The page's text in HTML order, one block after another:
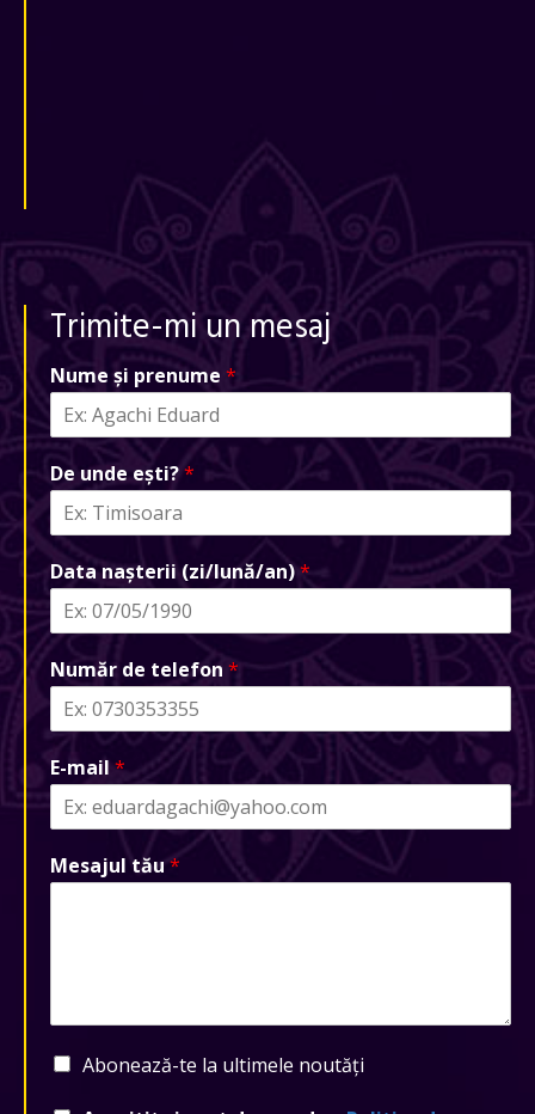
Trimite-mi un mesaj
Nume și prenume *
De unde ești?*
Data nașterii (zi/lună/an)*
Număr de telefon *
E-mail *
Mesajul tău*
Abonează-te la ultimele noutăți